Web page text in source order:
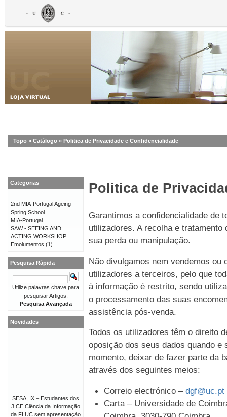
Topo » Catálogo » Politica de Privacidade e Confidencialidade
Politica de
Garantimos a confidencialidade de
utilizadores. A recolha e
sua perda ou manipulação.
Não divulgamos nem vendemos
utilizadores a terceiros, pelo que
à informação é restrito, sendo
o processamento das suas
assistência pós-venda.
Todos os utilizadores têm o direito
oposição dos seus dados quando e
momento, deixar de fazer parte da
através dos seguintes meios:
Correio electrónico – dgf@uc.pt
Carta – Universidade de
Categorias
2nd MIA-Portugal Ageing
Spring School
MIA-Portugal
SAW - SEEING AND
ACTING WORKSHOP
Emolumentos (1)
Pesquisa Rápida
Utilize palavras chave para
pesquisar Artigos.
Pesquisa Avançada
Novidades
SESA, IX – Estudantes dos
3 CE Ciência da Informação
da FLUC sem apresentação